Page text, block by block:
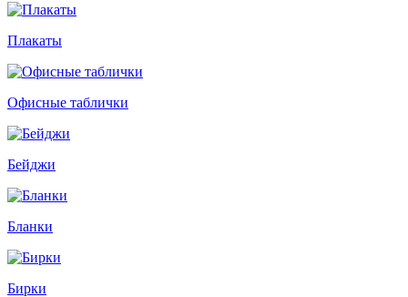
Плакаты
Офисные таблички
Бейджи
Бланки
Бирки